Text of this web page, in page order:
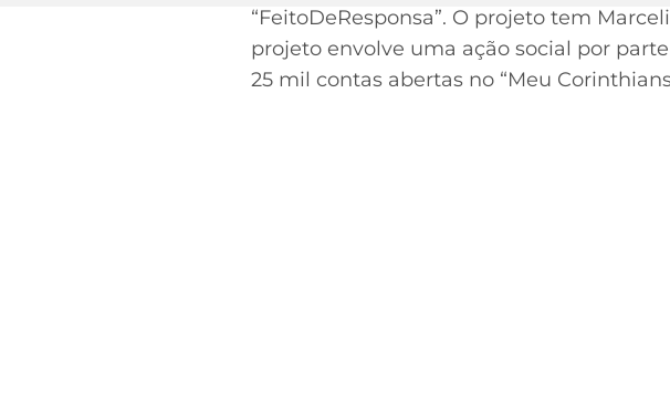
Acesse o perfil do autor
“FeitoDeResponsa”. O projeto tem
projeto envolve uma ação social por
25 mil contas abertas no “Meu